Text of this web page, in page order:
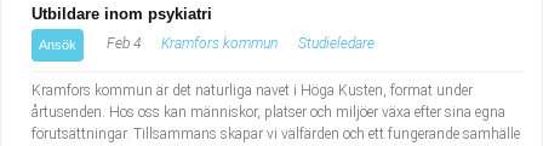
Utbildare inom psykiatri
Ansök Feb 4 Kramfors kommun Studieledare
Kramfors kommun är det naturliga navet i Höga Kusten, format under
årtusenden. Hos oss kan människor, platser och miljöer växa efter sina egna
förutsättningar. Tillsammans skapar vi välfärden och ett fungerande samhälle